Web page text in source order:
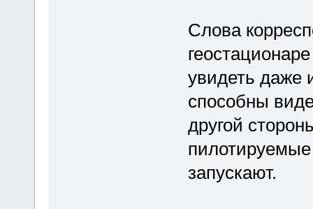
Слова
увидеть даже
способны
другой
пилотируемые
запускают.